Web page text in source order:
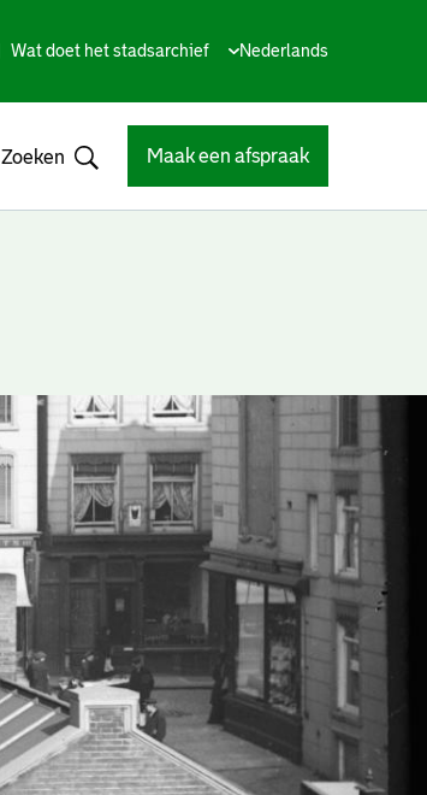
Wat doet het stadsarchief
Huidige
Nederlands
Zoeken Maak een afspraak